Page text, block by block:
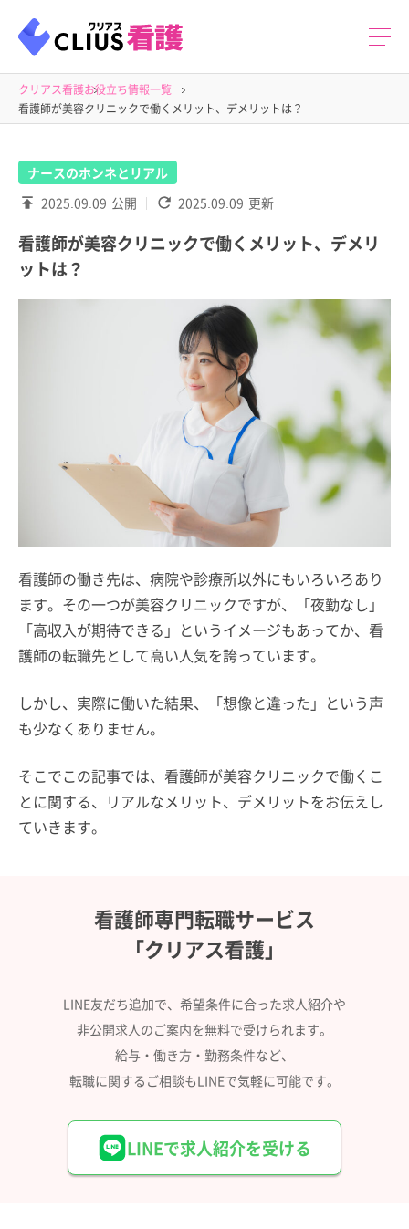
クリアス看護お役立ち情報一覧
看護師が美容クリニックで働くメリット、デメリットは？
ナースのホンネとリアル
2025.09.09 公開 2025.09.09 更新
看護師が美容クリニックで働くメリット、デメリ
ットは？
看護師の働き先は、病院や診療所以外にもいろいろあり
ます。その一つが美容クリニックですが、「夜勤なし」
「高収入が期待できる」というイメージもあってか、看
護師の転職先として高い人気を誇っています。
しかし、実際に働いた結果、「想像と違った」という声
も少なくありません。
そこでこの記事では、看護師が美容クリニックで働くこ
とに関する、リアルなメリット、デメリットをお伝えし
ていきます。
看護師専門転職サービス
「クリアス看護」
LINE友だち追加で、希望条件に合った求人紹介や
非公開求人のご案内を無料で受けられます。
給与・働き方・勤務条件など、
転職に関するご相談もLINEで気軽に可能です。
LINEで求人紹介を受ける